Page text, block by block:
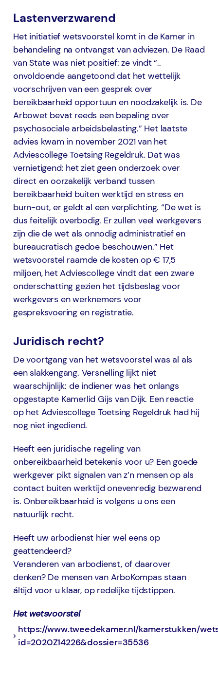
Lastenverzwarend
Het initiatief wetsvoorstel komt in de Kamer in
behandeling na ontvangst van adviezen. De Raad
van State was niet positief: ze vindt “..
onvoldoende aangetoond dat het wettelijk
voorschrijven van een gesprek over
bereikbaarheid opportuun en noodzakelijk is. De
Arbowet bevat reeds een bepaling over
psychosociale arbeidsbelasting.” Het laatste
advies kwam in november 2021 van het
Adviescollege Toetsing Regeldruk. Dat was
vernietigend: het ziet geen onderzoek over
direct en oorzakelijk verband tussen
bereikbaarheid buiten werktijd en stress en
burn-out, er geldt al een verplichting. “De wet is
dus feitelijk overbodig. Er zullen veel werkgevers
zijn die de wet als onnodig administratief en
bureaucratisch gedoe beschouwen.” Het
wetsvoorstel raamde de kosten op € 17,5
miljoen, het Adviescollege vindt dat een zware
onderschatting gezien het tijdsbeslag voor
werkgevers en werknemers voor
gespreksvoering en registratie.
Juridisch recht?
De voortgang van het wetsvoorstel was al als
een slakkengang. Versnelling lijkt niet
waarschijnlijk: de indiener was het onlangs
opgestapte Kamerlid Gijs van Dijk. Een reactie
op het Adviescollege Toetsing Regeldruk had hij
nog niet ingediend.
Heeft een juridische regeling van
onbereikbaarheid betekenis voor u? Een goede
werkgever pikt signalen van z’n mensen op als
contact buiten werktijd onevenredig bezwarend
is. Onbereikbaarheid is volgens u ons een
natuurlijk recht.
Heeft uw arbodienst hier wel eens op
geattendeerd?
Veranderen van arbodienst, of daarover
denken? De mensen van ArboKompas staan
áltijd voor u klaar, op redelijke tijdstippen.
Het wetsvoorstel
https://www.tweedekamer.nl/kamerstukken/
id=2020Z14226&dossier=35536